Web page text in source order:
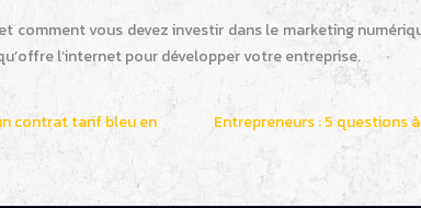
comment vous devez investir dans le marketing
l’internet pour développer votre entreprise.
contrat tarif bleu en
Entrepreneurs : 5 questions